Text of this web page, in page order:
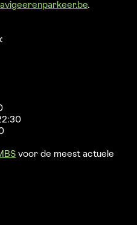
.
voor de meest actuele